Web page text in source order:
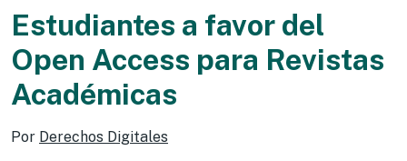
Estudiantes a favor del
Open Access para Revistas
Académicas
Por Derechos Digitales